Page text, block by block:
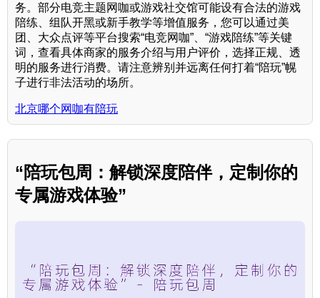
务。部分电竞主题网咖或游戏社交馆可能设有合法的游戏
陪练、组队开黑或新手教学等增值服务，您可以通过美
团、大众点评等平台搜索“电竞网咖”、“游戏陪练”等关键
词，查看具体商家的服务介绍与用户评价，选择正规、透
明的服务进行消费。请注意辨别并远离任何打着“陪玩”幌
子进行非法活动的场所。
北京哪个网咖有陪玩
“陪玩包周：解锁深度陪伴，定制你的
专属游戏体验”